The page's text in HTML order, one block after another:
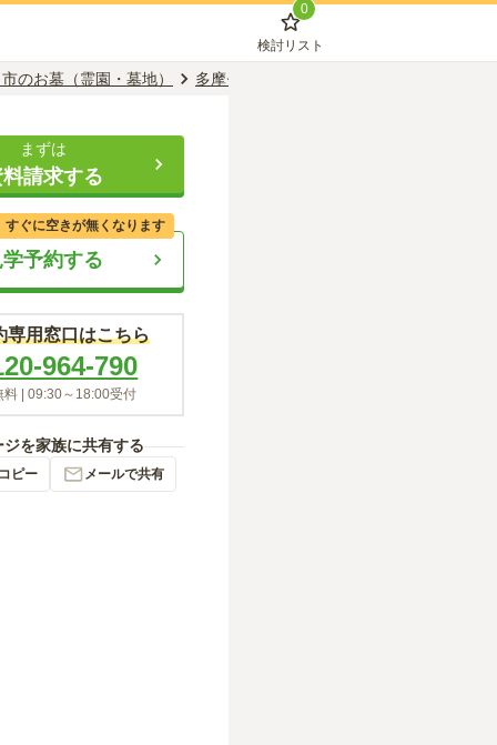
0
検討リスト
のお墓（霊園・墓地） 多摩センター駅のお墓（霊園・墓地）
まずは
請求する
予約する
すぐに空きが無くなります
専用窓口はこちら
964-790
| 09:30～18:00受付
ジを家族に共有する
ピー メールで共有